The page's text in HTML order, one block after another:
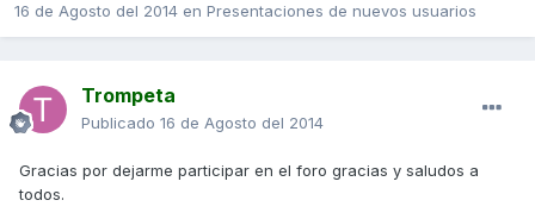
16 de Agosto del 2014 en Presentaciones de nuevos usuarios
Trompeta
Publicado 16 de Agosto del 2014
Gracias por dejarme participar en el foro gracias y saludos a
todos.